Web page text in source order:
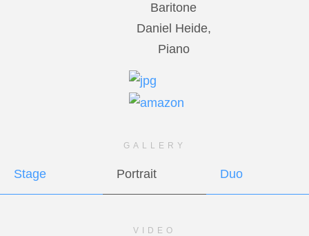
Baritone
Daniel Heide,
Piano
GALLERY
Stage Portrait Duo
VIDEO